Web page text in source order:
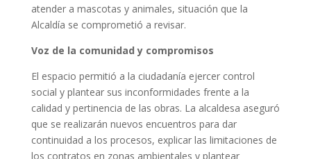
atender a mascotas y animales, situación que la
Alcaldía se comprometió a revisar.
Voz de la comunidad y compromisos
El espacio permitió a la ciudadanía ejercer control
social y plantear sus inconformidades frente a la
calidad y pertinencia de las obras. La alcaldesa aseguró
que se realizarán nuevos encuentros para dar
continuidad a los procesos, explicar las limitaciones de
los contratos en zonas ambientales y plantear